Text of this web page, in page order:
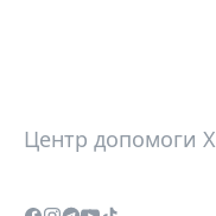
Центр допомоги